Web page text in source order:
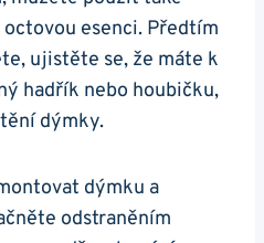
esenci. Předtím
ujistěte se, že máte k
hadřík nebo houbičku,
dýmky.
dýmku a
odstraněním